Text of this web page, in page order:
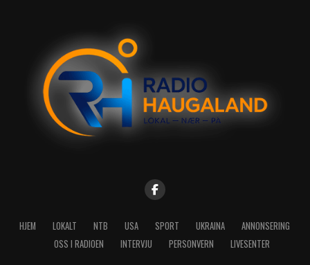
HJEM LOKALT NTB USA SPORT UKRAINA
ANNONSERING
OSS I RADIOEN
INTERVJU PERSONVERN LIVESENTER